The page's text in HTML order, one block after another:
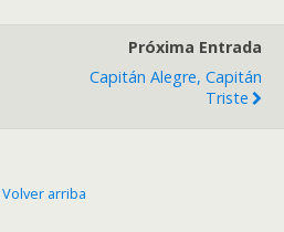
Próxima Entrada
Capitán Alegre, Capitán
Triste
Volver arriba